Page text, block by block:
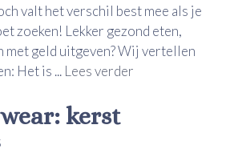
valt het verschil best mee als je
zoeken! Lekker gezond eten,
met geld uitgeven? Wij vertellen
Het is ... Lees verder
kerst